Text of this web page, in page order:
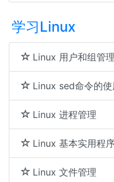
学习Linux
Linux 用户和组管理
Linux sed命令的
Linux 进程管理
Linux 基本实用程
Linux 文件管理